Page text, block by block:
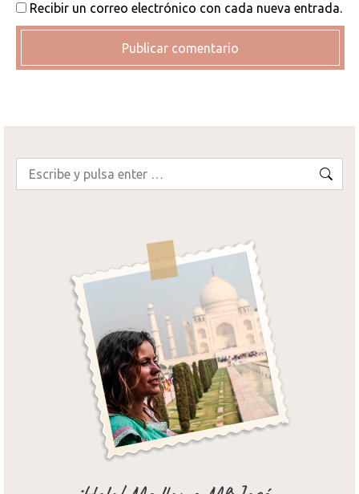
Recibir un correo electrónico con cada nueva entrada.
Publicar comentario
Buscar: